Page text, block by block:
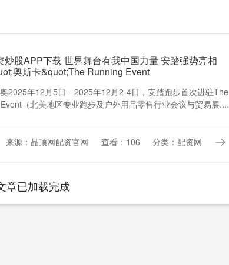
炒股APP下载 世界舞台有我中国力量 安踏强势亮相
奥斯卡&quot;The Running Event
2025年12月5日-- 2025年12月2-4日，安踏跑步首次进驻The
（北美地区专业跑步及户外用品零售行业会议与贸易展....
来源：晶顶网配资官网 查看：106 分类：配资网
章已加载完成